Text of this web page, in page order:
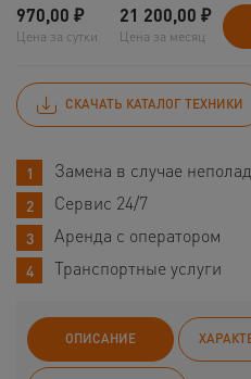
970,00 ₽
Цена за сутки
21 200,00 ₽
Цена за месяц
СКАЧАТЬ КАТАЛОГ ТЕХНИКИ
Замена в случае
Сервис 24/7
Аренда с оператором
Транспортные услуги
ОПИСАНИЕ